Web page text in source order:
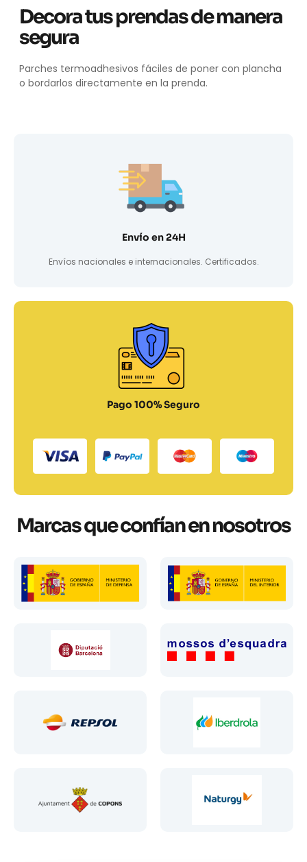
Decora tus prendas de manera
segura
Parches termoadhesivos fáciles de poner con plancha
o bordarlos directamente en la prenda.
Envío en 24H
Envíos nacionales e internacionales. Certificados.
Pago 100% Seguro
Marcas que confían en nosotros